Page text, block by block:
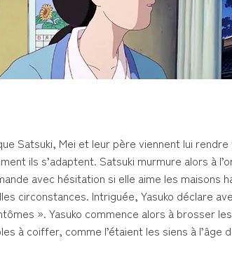
Satsuki, Mei et leur père viennent lui
ils s’adaptent. Satsuki murmure alors à
avec hésitation si elle aime les maisons
circonstances. Intriguée, Yasuko déclare
». Yasuko commence alors à brosser
à coiffer, comme l’étaient les siens à l’âge